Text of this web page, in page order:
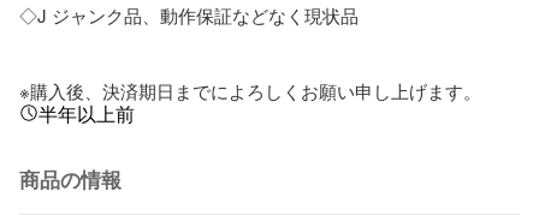
◇J ジャンク品、動作保証などなく現状品
※購入後、決済期日までによろしくお願い申し上げます。
半年以上前
商品の情報